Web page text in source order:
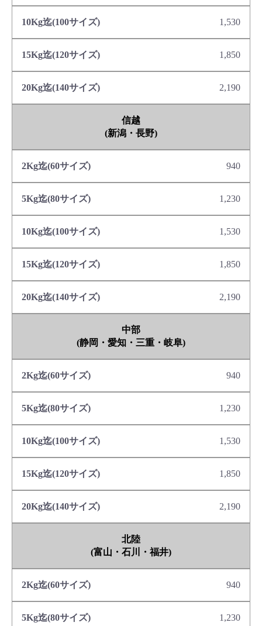
1,530
1,850
2,190
信越
(新潟・長野)
940
1,230
1,530
1,850
2,190
中部
(静岡・愛知・三重・岐阜)
940
1,230
1,530
1,850
2,190
北陸
(富山・石川・福井)
940
1,230